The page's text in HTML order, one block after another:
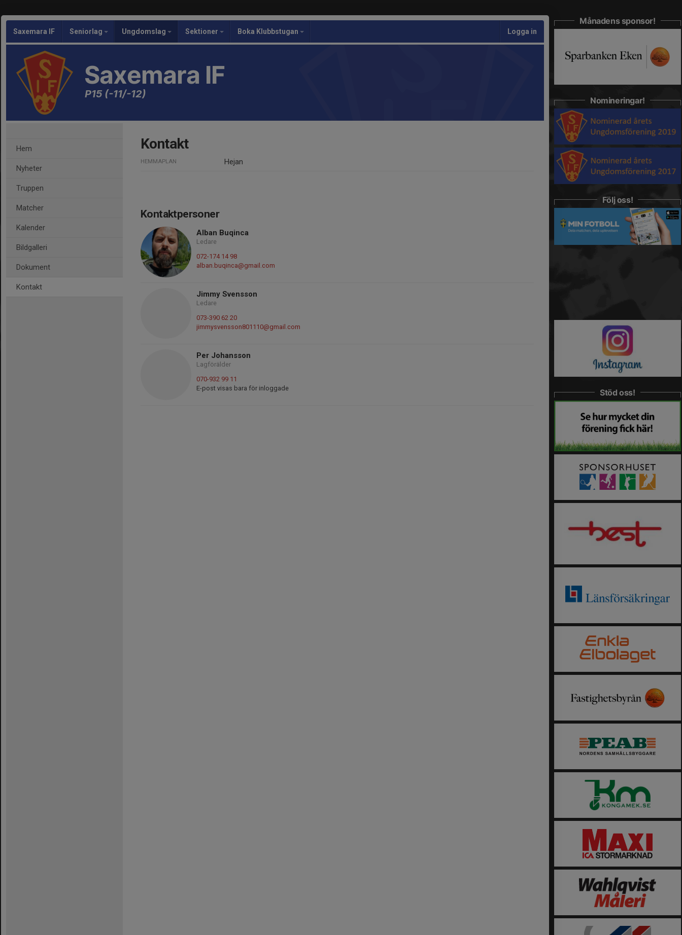
Saxemara IF Seniorlag Ungdomslag Sektioner Boka Klubbstugan Logga in
Saxemara IF
P15 (-11/-12)
Hem
Nyheter
Truppen
Matcher
Kalender
Bildgalleri
Dokument
Kontakt
Kontakt
HEMMAPLAN Hejan
Kontaktpersoner
Alban Buqinca
Ledare
072-174 14 98
alban.buqinca@gmail.com
Jimmy Svensson
Ledare
073-390 62 20
jimmysvensson801110@gmail.com
Per Johansson
Lagförälder
070-932 99 11
E-post visas bara för inloggade
Månadens sponsor!
Nomineringar!
Följ oss!
Stöd oss!